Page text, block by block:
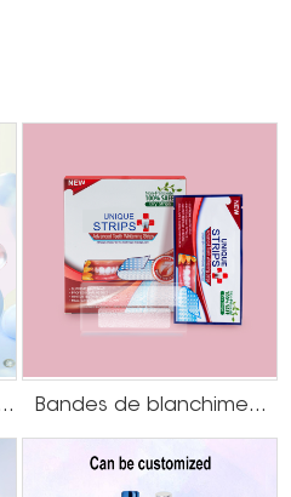
des dents par galvanoplastie Bandes de blanchiment des dents à la menthe sans peroxyde